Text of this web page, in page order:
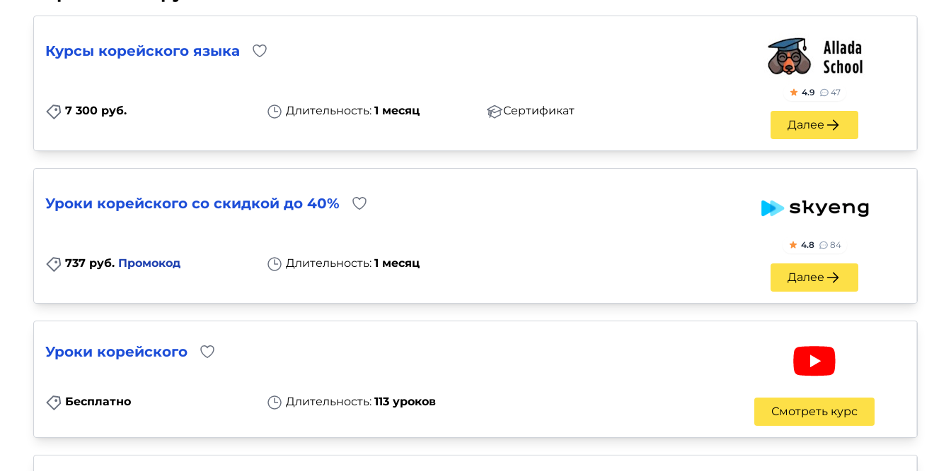
Курсы корейского языка
7 300 руб. Длительность: 1 месяц Сертификат
4.9 47
Далее
Уроки корейского со скидкой до 40%
737 руб. Промокод Длительность: 1 месяц
4.8 84
Далее
Уроки корейского
Бесплатно Длительность: 113 уроков
Смотреть курс